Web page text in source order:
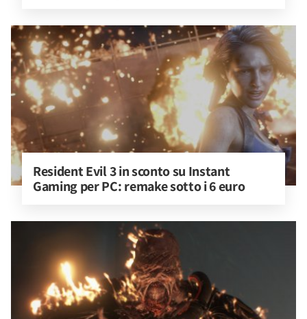
Resident Evil 3 in sconto su Instant
Gaming per PC: remake sotto i 6 euro